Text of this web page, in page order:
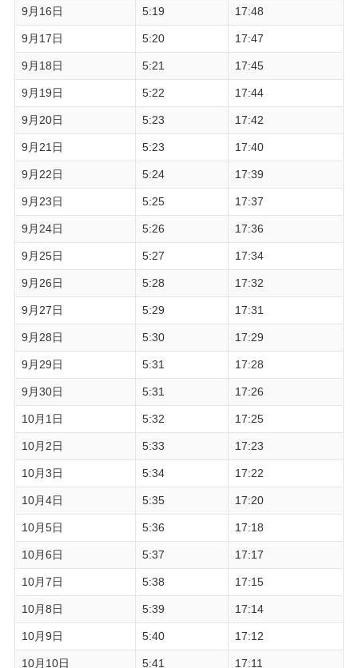
9月16日 5:19 17:48
9月17日 5:20 17:47
9月18日 5:21 17:45
9月19日 5:22 17:44
9月20日 5:23 17:42
9月21日 5:23 17:40
9月22日 5:24 17:39
9月23日 5:25 17:37
9月24日 5:26 17:36
9月25日 5:27 17:34
9月26日 5:28 17:32
9月27日 5:29 17:31
9月28日 5:30 17:29
9月29日 5:31 17:28
9月30日 5:31 17:26
10月1日 5:32 17:25
10月2日 5:33 17:23
10月3日 5:34 17:22
10月4日 5:35 17:20
10月5日 5:36 17:18
10月6日 5:37 17:17
10月7日 5:38 17:15
10月8日 5:39 17:14
10月9日 5:40 17:12
10月10日 5:41 17:11